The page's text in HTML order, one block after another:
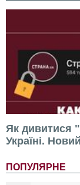
Як дивитися
Україні.
ПОПУЛЯРНЕ